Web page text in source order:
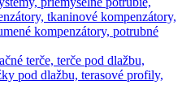
tkaninové kompenzátory,
kompenzátory, potrubné
terče, terče pod dlažbu,
pod dlažbu, terasové profily,